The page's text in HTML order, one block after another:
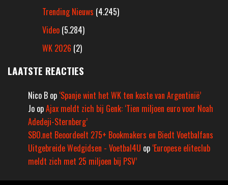
Trending Nieuws (4.245)
Video (5.284)
WK 2026 (2)
LAATSTE REACTIES
Nico B op ‘Spanje wint het WK ten koste van Argentinië’
Jo opAjax meldt zich bij Genk: ‘Tien miljoen euro voor Noah
Adedeji-Sternberg’
SBO.net Beoordeelt 275+ Bookmakers en Biedt Voetbalfans
Uitgebreide Wedgidsen - Voetbal4U op ‘Europese eliteclub
meldt zich met 25 miljoen bij PSV’